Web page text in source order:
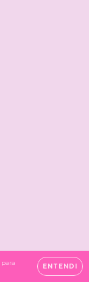
para
ENTENDI